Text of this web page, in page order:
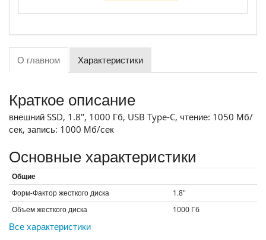
О главном Характеристики
Краткое описание
внешний SSD, 1.8", 1000 Гб, USB Type-C, чтение: 1050 Мб/
сек, запись: 1000 Мб/сек
Основные характеристики
Общие
Форм-Фактор жесткого диска
1.8"
Объем жесткого диска
1000 Гб
Все характеристики